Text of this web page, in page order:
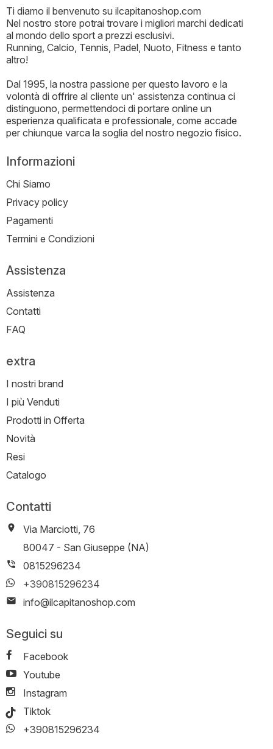
Ti diamo il benvenuto su ilcapitanoshop.com
Nel nostro store potrai trovare i migliori marchi dedicati
al mondo dello sport a prezzi esclusivi.
Running, Calcio, Tennis, Padel, Nuoto, Fitness e tanto
altro!
Dal 1995, la nostra passione per questo lavoro e la
volontà di offrire al cliente un' assistenza continua ci
distinguono, permettendoci di portare online un
esperienza qualificata e professionale, come accade
per chiunque varca la soglia del nostro negozio fisico.
Informazioni
Chi Siamo
Privacy policy
Pagamenti
Termini e Condizioni
Assistenza
Assistenza
Contatti
FAQ
extra
I nostri brand
I più Venduti
Prodotti in Offerta
Novità
Resi
Catalogo
Contatti
Via Marciotti, 76
-
80047 - San Giuseppe (NA)
0815296234
+390815296234
info@ilcapitanoshop.com
Seguici su
Facebook
Youtube
Instagram
Tiktok
+390815296234